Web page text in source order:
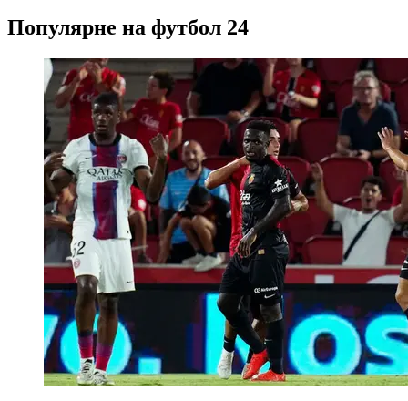
Популярне на футбол 24